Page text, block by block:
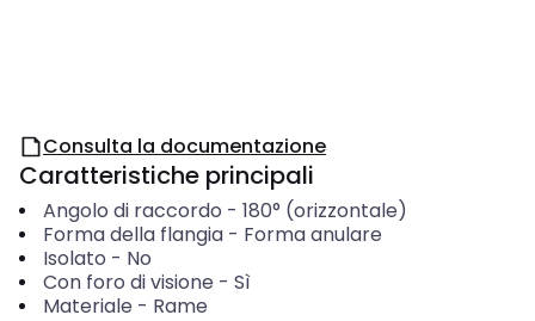
Consulta la documentazione
Caratteristiche principali
Angolo di raccordo - 180° (orizzontale)
Forma della flangia- Forma anulare
Isolato - No
Con foro di visione - Sì
Materiale - Rame